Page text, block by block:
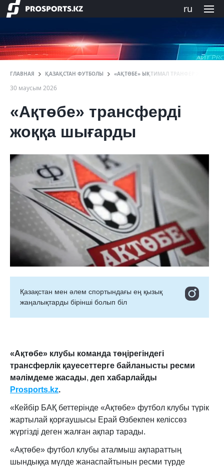
ru
ГЛАВНАЯ ҚАЗАҚСТАН ФУТБОЛЫ «АҚТӨБЕ» ЫҚТИМАЛ ТРАНФЕР ЖАЙЛЫ
30 маусым 2026
«Ақтөбе» трансферді
жоққа шығарды
Қазақстан мен әлем спортындағы ең қызық
жаңалықтарды бірінші болып біл
«Ақтөбе» клубы команда төңірегіндегі
трансферлік қауесеттерге байланысты ресми
мәлімдеме жасады, деп хабарлайды
Prosports.kz.
«Кейбір БАҚ беттерінде «Ақтөбе» футбол клубы түрік
жартылай қорғаушысы Ерай Өзбекпен келіссөз
жүргізді деген жалған ақпар тарады.
«Ақтөбе» футбол клубы аталмыш ақпараттың
шындыққа мүлде жанаспайтынын ресми түрде